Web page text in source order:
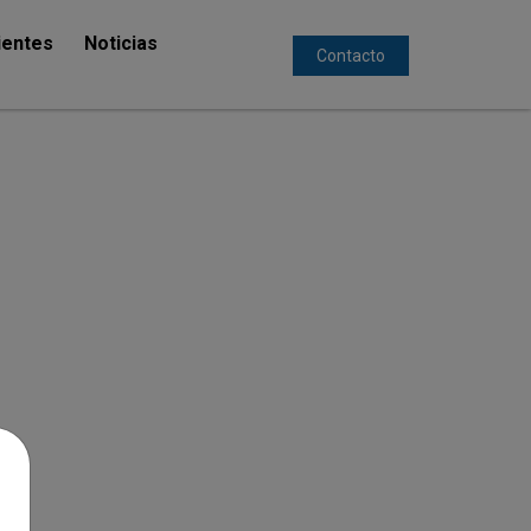
Noticias
Contacto